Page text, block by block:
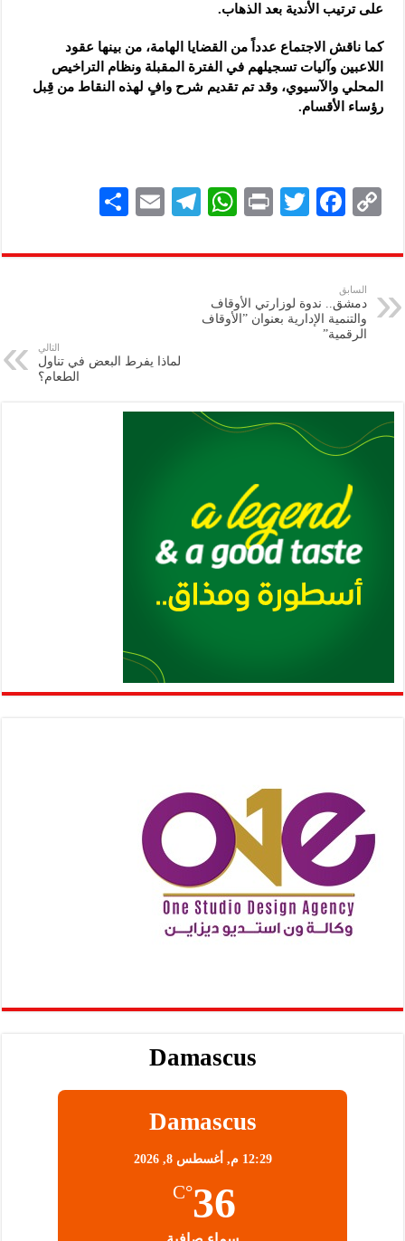
على ترتيب الأندية بعد الذهاب.
كما ناقش الاجتماع عدداً من القضايا الهامة، من بينها عقود
اللاعبين وآليات تسجيلهم في الفترة المقبلة ونظام التراخيص
المحلي والآسيوي، وقد تم تقديم شرح وافٍ لهذه النقاط من قِبل
رؤساء الأقسام.
C
p
y
Li
n
F
eb
k
T
tt
P
nt
W
at
A
Te
gr
E
ai
ar
السابق
دمشق.. ندوة لوزارتي الأوقاف
والتنمية الإدارية بعنوان ‏”الأوقاف
الرقمية”
التالي
لماذا يفرط البعض في تناول
الطعام؟
Damascus
Damascus
12:29 م, أغسطس 8, 2026
36
°C